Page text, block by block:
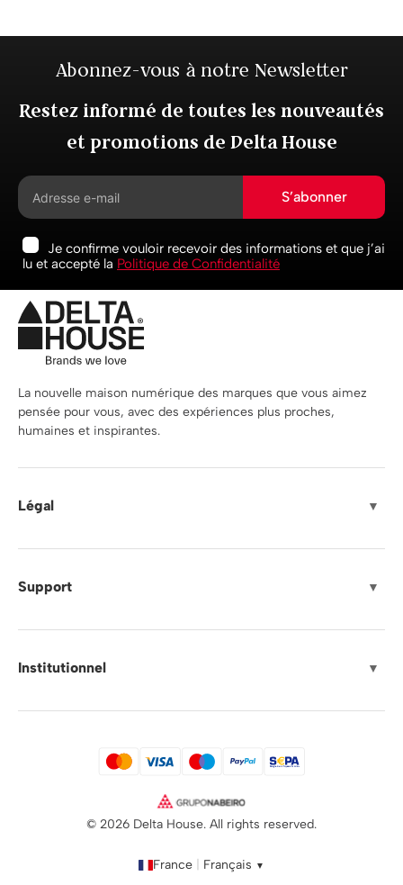
Abonnez-vous à notre Newsletter
Restez informé de toutes les nouveautés
et promotions de Delta House
S’abonner
Je confirme vouloir recevoir des informations et que j’ai
lu et accepté la Politique de Confidentialité
La nouvelle maison numérique des marques que vous aimez
pensée pour vous, avec des expériences plus proches,
humaines et inspirantes.
Légal ▼
Support ▼
Institutionnel ▼
© 2026 Delta House. All rights reserved.
France Français ▼